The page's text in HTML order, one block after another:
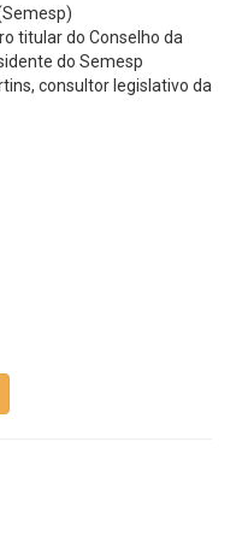
titular do Conselho da
do Semesp
consultor legislativo da